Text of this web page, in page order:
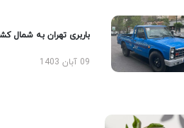
باربری تهران به شمال
09 آبان 1403